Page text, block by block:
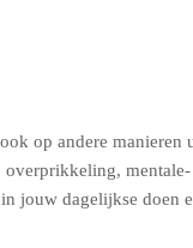
op andere
jouw dagelijkse